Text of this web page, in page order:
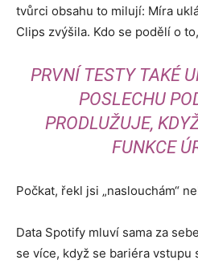
tvůrci obsahu to milují: Míra
Clips zvýšila. Kdo se podělí o
PRVNÍ TESTY TAKÉ
POSLECHU
PRODLUŽUJE,
FUNKCE
Počkat, řekl jsi „naslouchám“
Data Spotify mluví sama za
se více, když se bariéra vstupu